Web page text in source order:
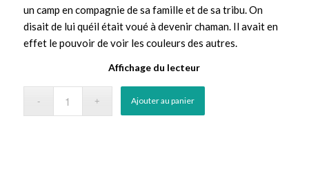
un camp en compagnie de sa famille et de sa tribu. On
disait de lui quéil était voué à devenir chaman. Il avait en
effet le pouvoir de voir les couleurs des autres.
Affichage du lecteur
Ajouter au panier